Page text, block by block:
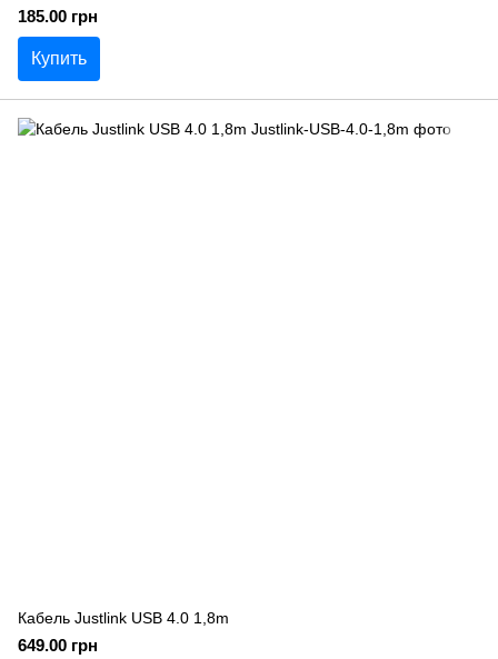
185.00 грн
Купить
Кабель Justlink USB 4.0 1,8m
649.00 грн